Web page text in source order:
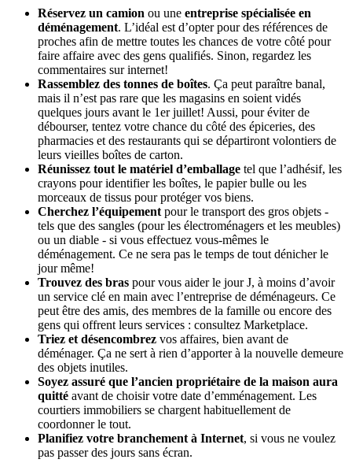
Réservez un camion ou une entreprise spécialisée en
déménagement. L’idéal est d’opter pour des références de
proches afin de mettre toutes les chances de votre côté pour
faire affaire avec des gens qualifiés. Sinon, regardez les
commentaires sur internet!
Rassemblez des tonnes de boîtes. Ça peut paraître banal,
mais il n’est pas rare que les magasins en soient vidés
quelques jours avant le 1er juillet! Aussi, pour éviter de
débourser, tentez votre chance du côté des épiceries, des
pharmacies et des restaurants qui se départiront volontiers de
leurs vieilles boîtes de carton.
Réunissez tout le matériel d’emballage tel que l’adhésif, les
crayons pour identifier les boîtes, le papier bulle ou les
morceaux de tissus pour protéger vos biens.
Cherchez l’équipement pour le transport des gros objets -
tels que des sangles (pour les électroménagers et les meubles)
ou un diable - si vous effectuez vous-mêmes le
déménagement. Ce ne sera pas le temps de tout dénicher le
jour même!
Trouvez des bras pour vous aider le jour J, à moins d’avoir
un service clé en main avec l’entreprise de déménageurs. Ce
peut être des amis, des membres de la famille ou encore des
gens qui offrent leurs services : consultez Marketplace.
Triez et désencombrez vos affaires, bien avant de
déménager. Ça ne sert à rien d’apporter à la nouvelle demeure
des objets inutiles.
Soyez assuré que l’ancien propriétaire de la maison aura
quitté avant de choisir votre date d’emménagement. Les
courtiers immobiliers se chargent habituellement de
coordonner le tout.
Planifiez votre branchement à Internet, si vous ne voulez
pas passer des jours sans écran.